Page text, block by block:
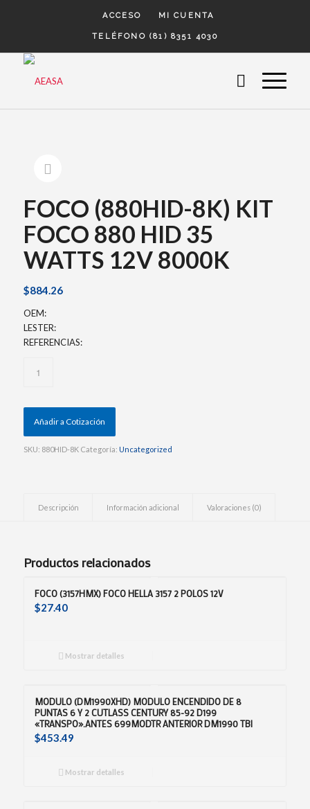
ACCESO MI CUENTA
TELÉFONO (81) 8351 4030
FOCO (880HID-8K) KIT
FOCO 880 HID 35
WATTS 12V 8000K
$884.26
OEM:
LESTER:
REFERENCIAS:
Añadir a Cotización
SKU: 880HID-8K Categoría: Uncategorized
Descripción Información adicional Valoraciones (0)
Productos relacionados
FOCO (3157HMX) FOCO HELLA 3157 2 POLOS 12V
$27.40
Mostrar detalles
MODULO (DM1990XHD) MODULO ENCENDIDO DE 8
PUNTAS 6 Y 2 CUTLASS CENTURY 85-92 D199
«TRANSPO».ANTES 699MODTR ANTERIOR DM1990 TBI
$453.49
Mostrar detalles